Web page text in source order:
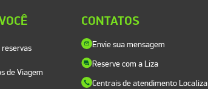
reservas
de Viagem
CONTATOS
Envie sua mensagem
Reserve com a Liza
Centrais de atendimento Localiza